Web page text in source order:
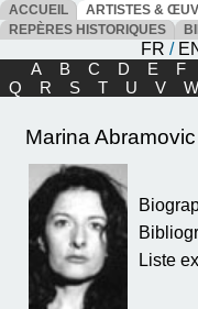
ACCUEIL ARTISTES &
REPÈRES HISTORIQUES
FR /
A
B C D E F
Q
R S T U V W